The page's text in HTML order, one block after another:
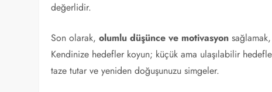
değerlidir.
Son olarak,olumlu düşünce ve motivasyon
Kendinize hedefler koyun; küçük ama ulaşılabilir
taze tutar ve yeniden doğuşunuzu simgeler.